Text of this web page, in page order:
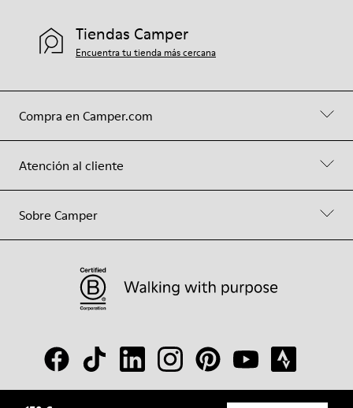
Compra en Camper.com
Atención al cliente
Sobre Camper
Tiendas Camper
Encuentra tu tienda más cercana